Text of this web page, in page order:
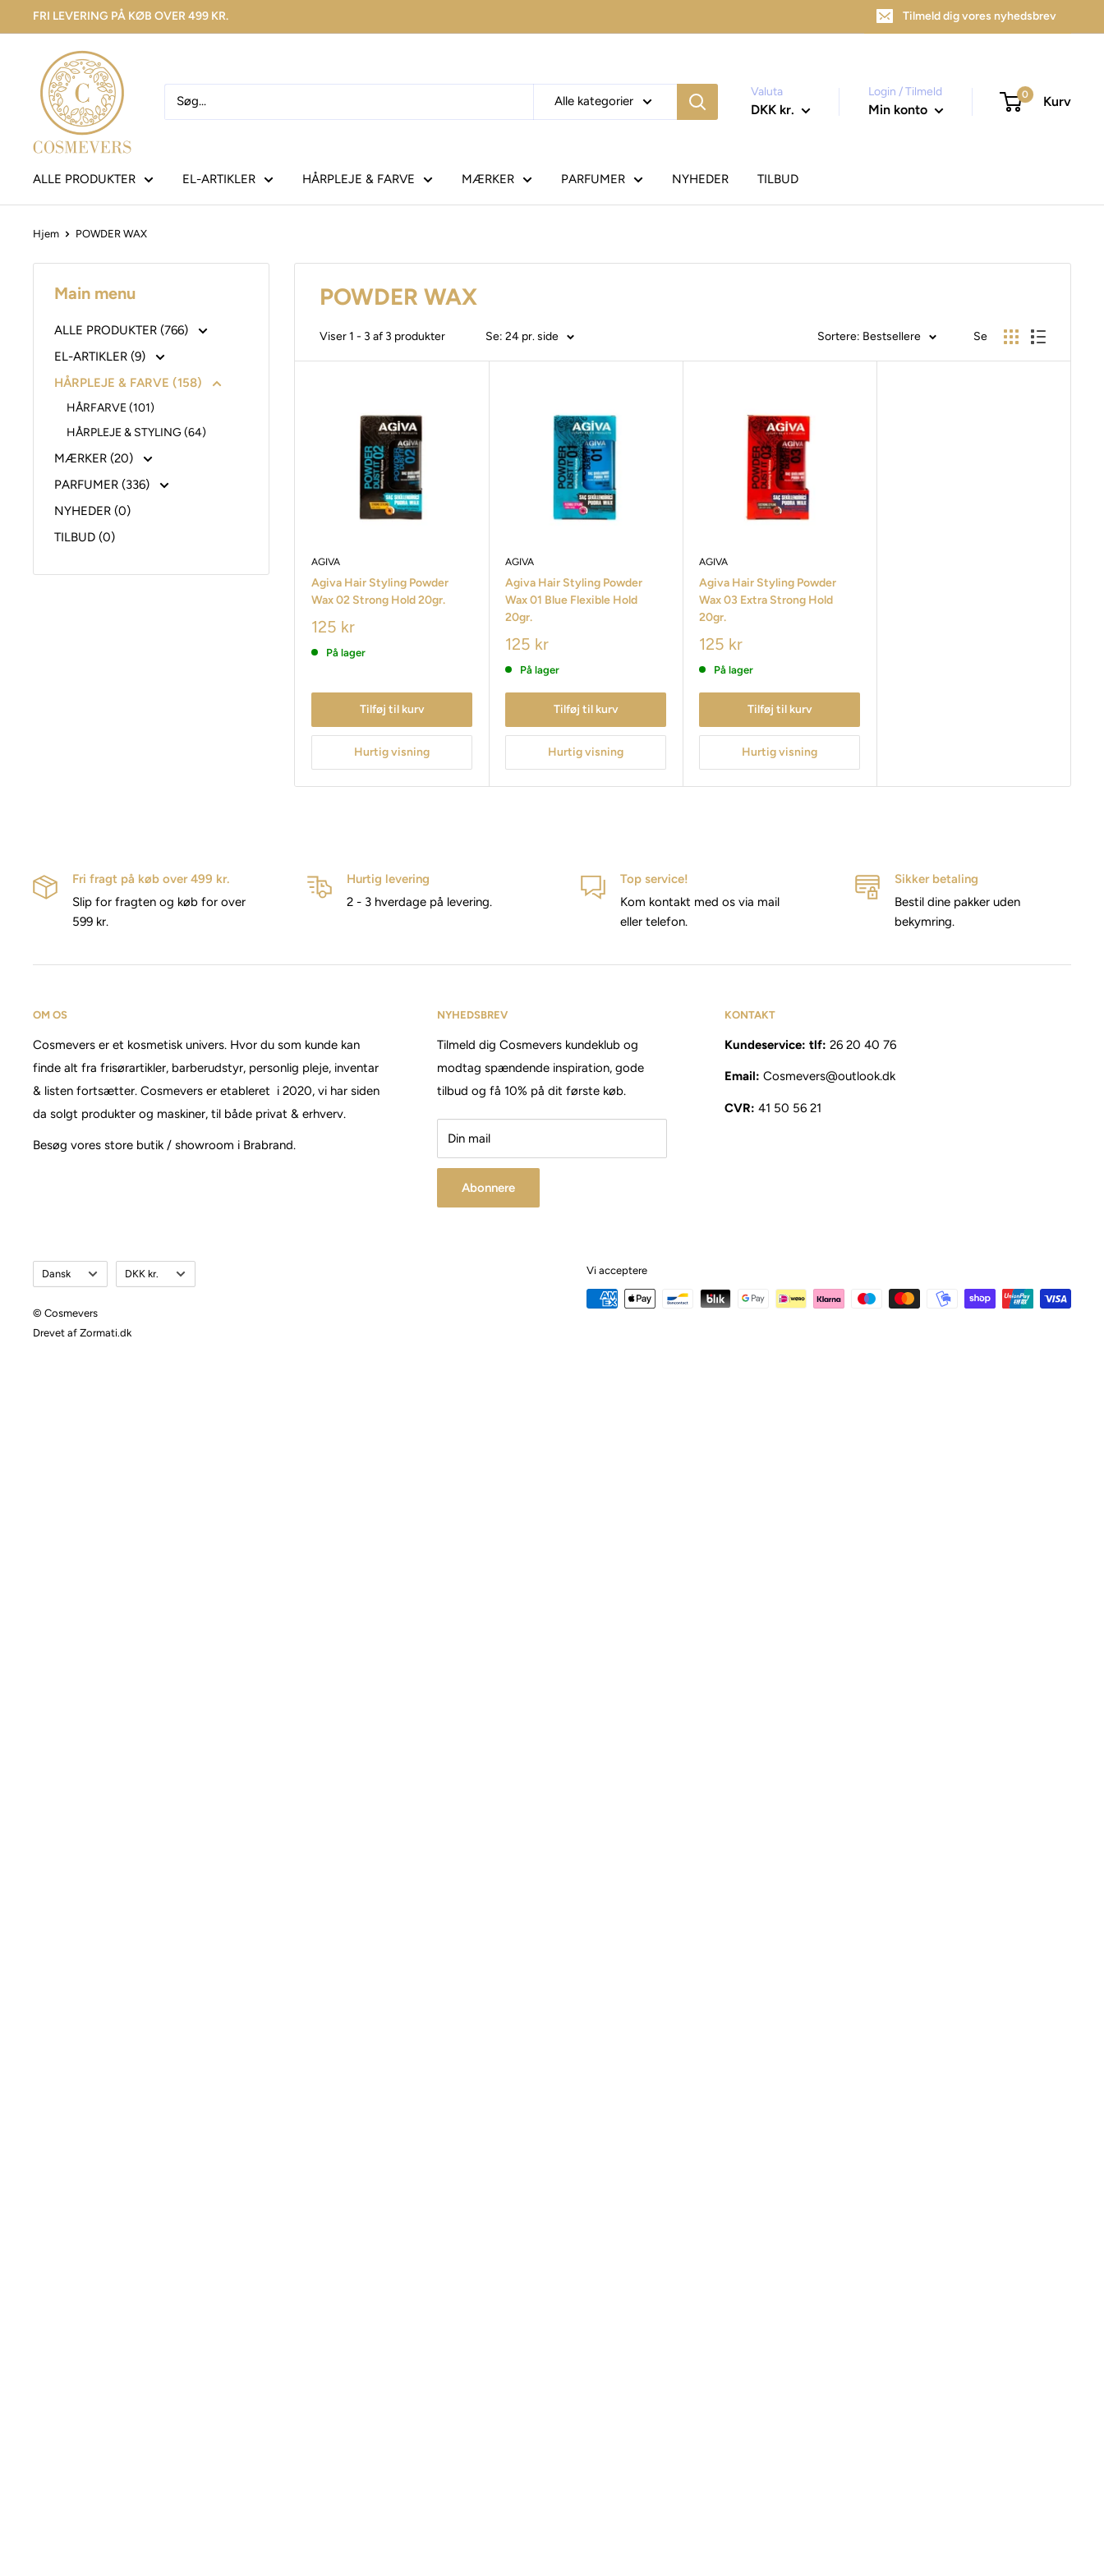
FRI LEVERING PÅ KØB OVER 499 KR. Tilmeld dig vores nyhedsbrev
Alle kategorier
Valuta
DKK kr.
Login / Tilmeld
Min konto
0 Kurv
ALLE PRODUKTER EL-ARTIKLER HÅRPLEJE & FARVE MÆRKER PARFUMER NYHEDER TILBUD
Hjem POWDER WAX
Main menu
ALLE PRODUKTER (766)
EL-ARTIKLER (9)
HÅRPLEJE & FARVE (158)
HÅRFARVE (101)
HÅRPLEJE & STYLING (64)
MÆRKER (20)
PARFUMER (336)
NYHEDER (0)
TILBUD (0)
POWDER WAX
Viser 1 - 3 af 3 produkter Se: 24 pr. side Sortere: Bestsellere Se
AGIVA
Agiva Hair Styling Powder
Wax 02 Strong Hold 20gr.
125 kr
På lager
Tilføj til kurv
Hurtig visning
AGIVA
Agiva Hair Styling Powder
Wax 01 Blue Flexible Hold
20gr.
125 kr
På lager
Tilføj til kurv
Hurtig visning
AGIVA
Agiva Hair Styling Powder
Wax 03 Extra Strong Hold
20gr.
125 kr
På lager
Tilføj til kurv
Hurtig visning
Fri fragt på køb over 499 kr.
Slip for fragten og køb for over
599 kr.
Hurtig levering
2 - 3 hverdage på levering.
Top service!
Kom kontakt med os via mail
eller telefon.
Sikker betaling
Bestil dine pakker uden
bekymring.
OM OS
Cosmevers er et kosmetisk univers. Hvor du som kunde kan
finde alt fra frisørartikler, barberudstyr, personlig pleje, inventar
& listen fortsætter. Cosmevers er etableret i 2020, vi har siden
da solgt produkter og maskiner, til både privat & erhverv.
Besøg vores store butik / showroom i Brabrand.
NYHEDSBREV
Tilmeld dig Cosmevers kundeklub og
modtag spændende inspiration, gode
tilbud og få 10% på dit første køb.
Din mail
Abonnere
KONTAKT
Kundeservice: tlf: 26 20 40 76
Email: Cosmevers@outlook.dk
CVR: 41 50 56 21
Sprog
Dansk Valuta
DKK kr.
© Cosmevers
Drevet af Zormati.dk
Vi acceptere